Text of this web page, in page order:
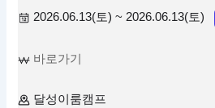
2026.06.13(토) ~ 2026.06.13(토)
바로가기
달성이룸캠프